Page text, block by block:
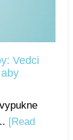
Vedci
[Read